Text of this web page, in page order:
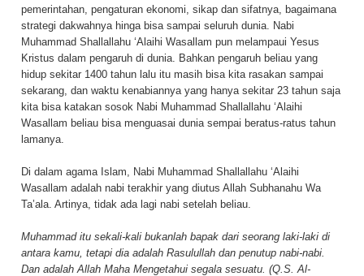
pemerintahan, pengaturan ekonomi, sikap dan sifatnya, bagaimana
strategi dakwahnya hinga bisa sampai seluruh dunia. Nabi
Muhammad Shallallahu ‘Alaihi Wasallam pun melampaui Yesus
Kristus dalam pengaruh di dunia. Bahkan pengaruh beliau yang
hidup sekitar 1400 tahun lalu itu masih bisa kita rasakan sampai
sekarang, dan waktu kenabiannya yang hanya sekitar 23 tahun saja
kita bisa katakan sosok Nabi Muhammad Shallallahu ‘Alaihi
Wasallam beliau bisa menguasai dunia sempai beratus-ratus tahun
lamanya.
Di dalam agama Islam, Nabi Muhammad Shallallahu ‘Alaihi
Wasallam adalah nabi terakhir yang diutus Allah Subhanahu Wa
Ta’ala. Artinya, tidak ada lagi nabi setelah beliau.
Muhammad itu sekali-kali bukanlah bapak dari seorang laki-laki di
antara kamu, tetapi dia adalah Rasulullah dan penutup nabi-nabi.
Dan adalah Allah Maha Mengetahui segala sesuatu. (Q.S. Al-